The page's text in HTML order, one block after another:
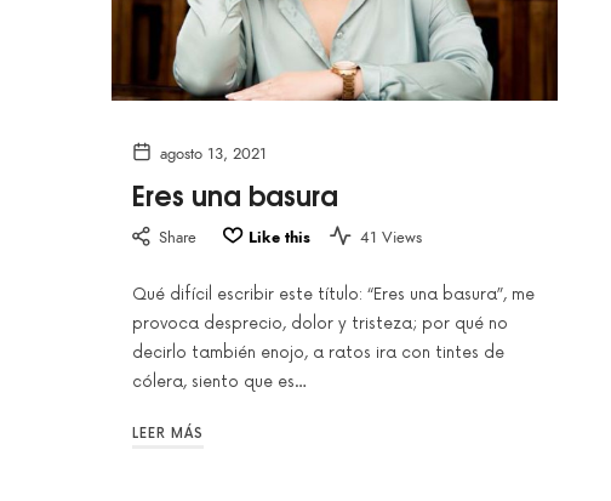
agosto 13, 2021
Eres una basura
Share Like this 41 Views
Qué difícil escribir este título: “Eres una basura”, me
provoca desprecio, dolor y tristeza; por qué no
decirlo también enojo, a ratos ira con tintes de
cólera, siento que es…
LEER MÁS